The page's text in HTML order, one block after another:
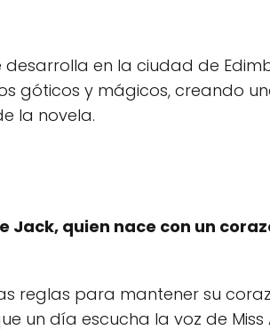
en la ciudad de
góticos y mágicos, creando
la novela.
quien nace con un
reglas para mantener su
un día escucha la voz de